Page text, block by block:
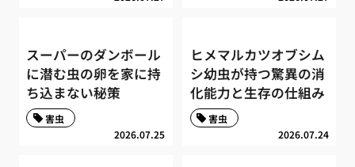
スーパーのダンボール
に潜む虫の卵を家に持
ち込まない秘策
2026.07.25
害虫
ヒメマルカツオブシム
シ幼虫が持つ驚異の消
化能力と生存の仕組み
2026.07.24
害虫